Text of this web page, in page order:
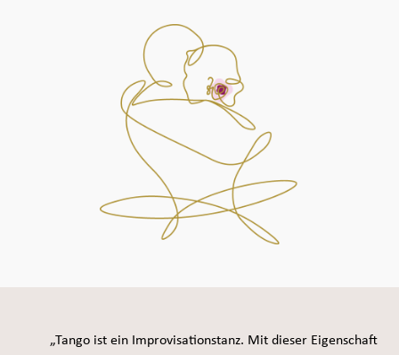
„Tango ist ein Improvisationstanz. Mit dieser Eigenschaft